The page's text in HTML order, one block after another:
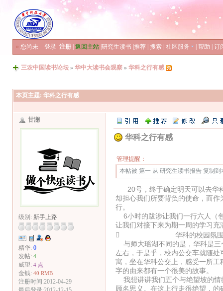
» 您尚未 登录 注册 返回主站 研究生读书 推荐 搜索 社区服务 帮助 订
三农中国读书论坛 » 华中大读书会观察 » 华科之行有感
本页主题: 华科之行有感
甘澜
级别: 新手上路
精华: 0
发帖: 4
威望: 4 点
金钱: 40 RMB
注册时间:2012-04-29
华科之行有感
管理提醒：
本帖被 第一 从 研究生读书报告 复制
20号，终于确定明天可以去华
却担心我们所要背负的使命，而
行。
6小时的跋涉让我们一行六人（
让我们对接下来为期一周的学习充
 华科的校园氛
与师大瑶湖不同的是，华科是三
左右，于是乎，校内公交车就随
寓，坐在华科公交上，感受一所
字的由来都有一个很美的故事。
我想讲讲我们五个与绝望坡的情
顾名思义。在这上行走很绝望，